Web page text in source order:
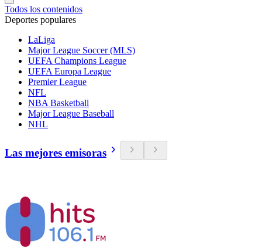
Todos los contenidos
Deportes populares
LaLiga
Major League Soccer (MLS)
UEFA Champions League
UEFA Europa League
Premier League
NFL
NBA Basketball
Major League Baseball
NHL
Las mejores emisoras